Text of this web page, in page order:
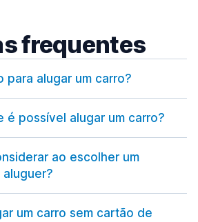
1 localização
1 localização
3 localizações
dia
em 13 localizações
frequentes
para alugar um carro?
é possível alugar um carro?
ao escolher um
um carro sem cartão de